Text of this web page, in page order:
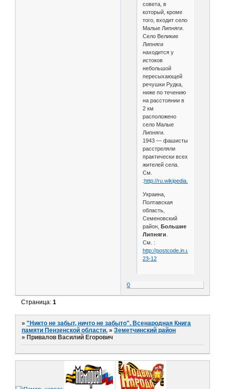
совета, в
который, кроме
того, входит село
Малые Липняги.
Село Великие
Липняги
находится у
истоков
небольшой
пересыхающей
речушки Рудка,
ниже по течению
на расстоянии в
2 км
расположено
село Малые
Липняги.
1943 — фашисты
расстреляли
практически всех
жителей села.
См.
:http://ru.wikipedia.org/wiki/
Украина,
Полтавская
область,
Семеновский
район,
Большие
Липняги
См. :
http://postcode.in.ua/ru/codes/
23-12
0
Страница:1
»"Никто не забыт, ничто не забыто". Всенародная Книга
памяти Пензенской области. »Земетчинский район
» Привалов Василий Егорович